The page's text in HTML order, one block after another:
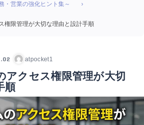
営業の強化ヒント集～
権限管理が大切な理由と設計手順
atpocket1
アクセス権限管理が大切
順